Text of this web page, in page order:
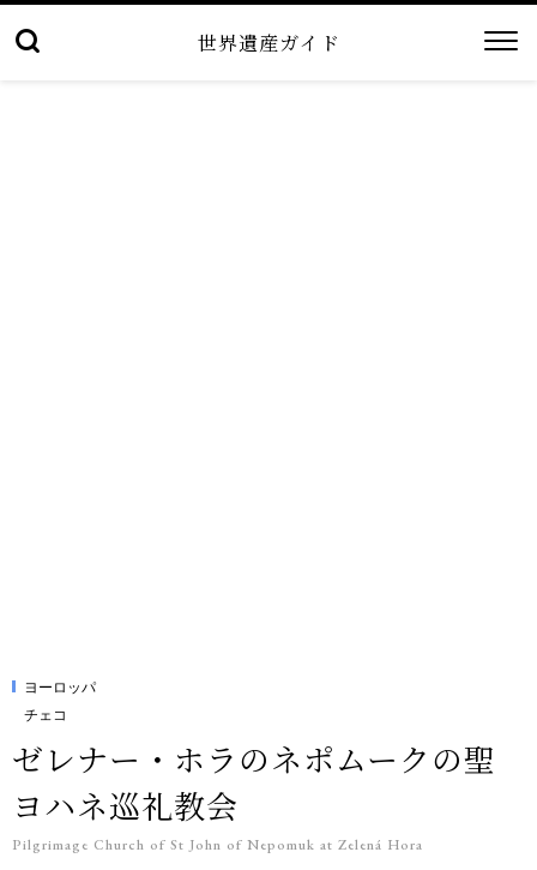
世界遺産ガイド
ヨーロッパ
チェコ
ゼレナー・ホラのネポムークの聖
ヨハネ巡礼教会
Pilgrimage Church of St John of Nepomuk at Zelená Hora